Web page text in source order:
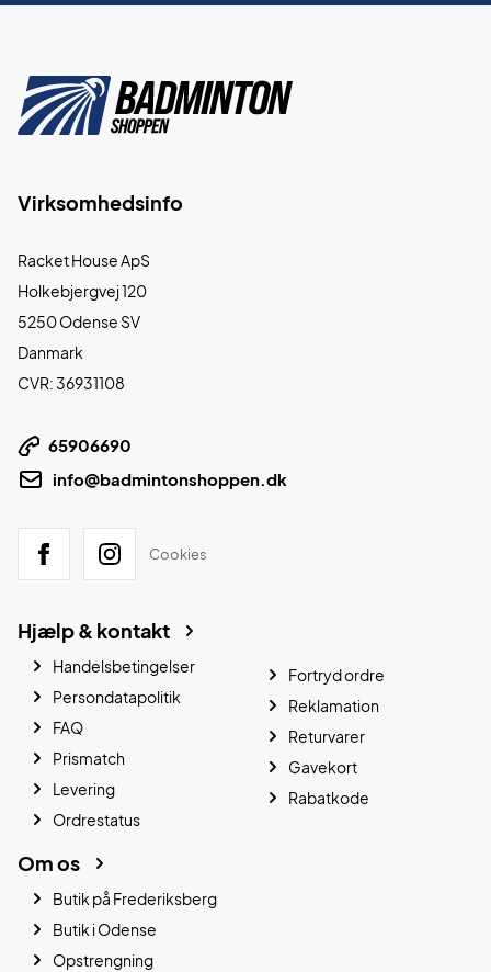
Virksomhedsinfo
Racket House ApS
Holkebjergvej 120
5250 Odense SV
Danmark
CVR: 36931108
65906690
info@badmintonshoppen.dk
Cookies
Hjælp & kontakt
Handelsbetingelser
Persondatapolitik
FAQ
Prismatch
Levering
Ordrestatus
Fortryd ordre
Reklamation
Returvarer
Gavekort
Rabatkode
Om os
Butik på Frederiksberg
Butik i Odense
Opstrengning